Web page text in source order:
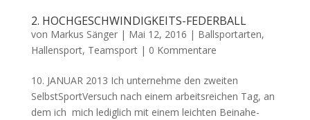
2. HOCHGESCHWINDIGKEITS-FEDERBALL
von Markus Sänger| Mai 12, 2016 | Ballsportarten,
Hallensport, Teamsport| 0 Kommentare
10. JANUAR 2013 Ich unternehme den zweiten
SelbstSportVersuch nach einem arbeitsreichen Tag, an
dem ich mich lediglich mit einem leichten Beinahe-